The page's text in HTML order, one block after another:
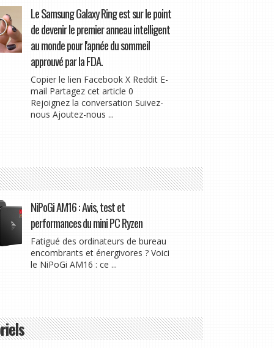
Le Samsung Galaxy Ring est sur le point
de devenir le premier anneau intelligent
au monde pour l'apnée du sommeil
approuvé par la FDA.
Copier le lien Facebook X Reddit E-
mail Partagez cet article 0
Rejoignez la conversation Suivez-
nous Ajoutez-nous ...
NiPoGi AM16 : Avis, test et
performances du mini PC Ryzen
Fatigué des ordinateurs de bureau
encombrants et énergivores ? Voici
le NiPoGi AM16 : ce ...